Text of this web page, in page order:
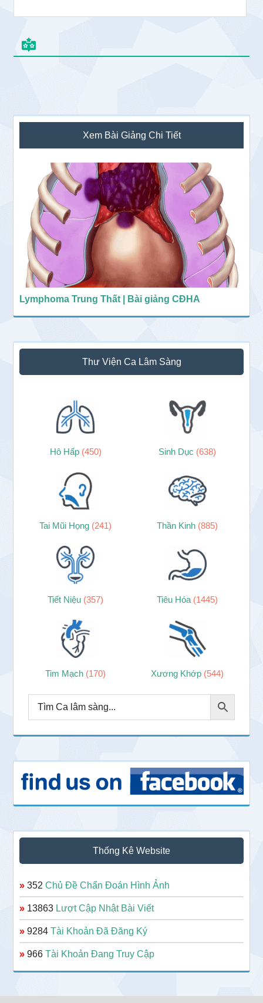
Sidebar
chính
Xem Bài Giảng Chi Tiết
Lymphoma Trung Thất | Bài giảng CĐHA
Thư Viện Ca Lâm Sàng
Hô Hấp (450) Sinh Dục (638)
Tai Mũi Họng (241) Thần Kinh (885)
Tiết Niệu (357) Tiêu Hóa (1445)
Tim Mạch (170) Xương Khớp (544)
Thống Kê Website
» 352Chủ Đề Chẩn Đoán Hình Ảnh
» 13863 Lượt Cập Nhật Bài Viết
» 9284Tài Khoản Đã Đăng Ký
» 966Tài Khoản Đang Truy Cập